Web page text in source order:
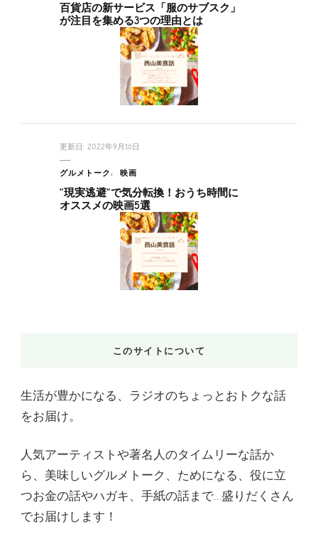
百貨店の新サービス「服のサブスク」
が注目を集める3つの理由とは
更新日: 2022年9月16日
グルメトーク 映画
”現実逃避”で気分転換！おうち時間に
オススメの映画5選
このサイトについて
生活が豊かになる、ラジオのちょっとおトクな話
をお届け。
人気アーティストや著名人のタイムリーな話か
ら、美味しいグルメトーク、ためになる、役に立
つお金の話やハガキ、手紙の話まで…盛りだくさん
でお届けします！